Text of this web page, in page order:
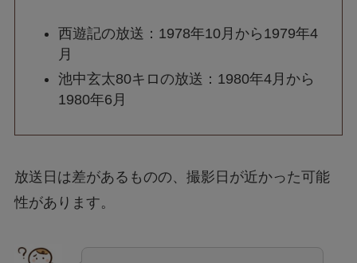
西遊記の放送：1978年10月から1979年4
月
池中玄太80キロの放送：1980年4月から
1980年6月
放送日は差があるものの、撮影日が近かった可能
性があります。